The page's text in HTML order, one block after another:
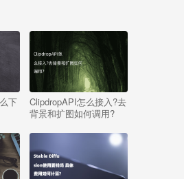
下
ClipdropAPI怎么接入?去
背景和扩图如何调用?